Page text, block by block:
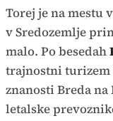
Torej je na mestu
v Sredozemlje
malo. Po besedah
trajnostni
znanosti Breda
letalske